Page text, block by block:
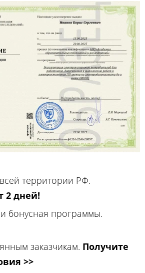
территории РФ.
2 дней!
бонусная программы.
заказчикам. Получите
>>